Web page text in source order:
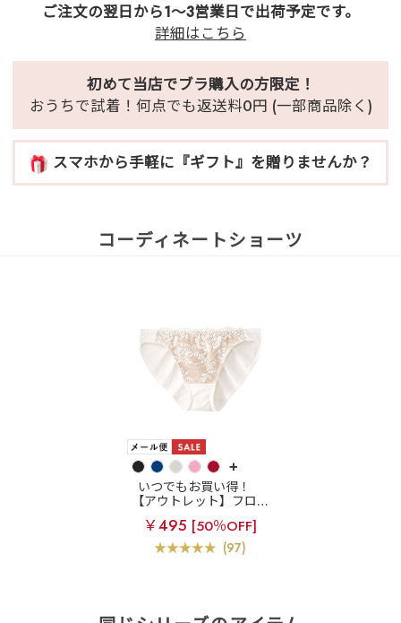
ご注文の翌日から1～3営業日で出荷予定です。
詳細はこちら
初めて当店でブラ購入の方限定！
おうちで試着！何点でも返送料0円 (一部商品除く)
スマホから手軽に『ギフト』を贈りませんか？
コーディネートショーツ
+
いつでもお買い得！
【アウトレット】フロン
ト フラワーレース プレ
ーンショーツ
￥495 [50％OFF]
(97)